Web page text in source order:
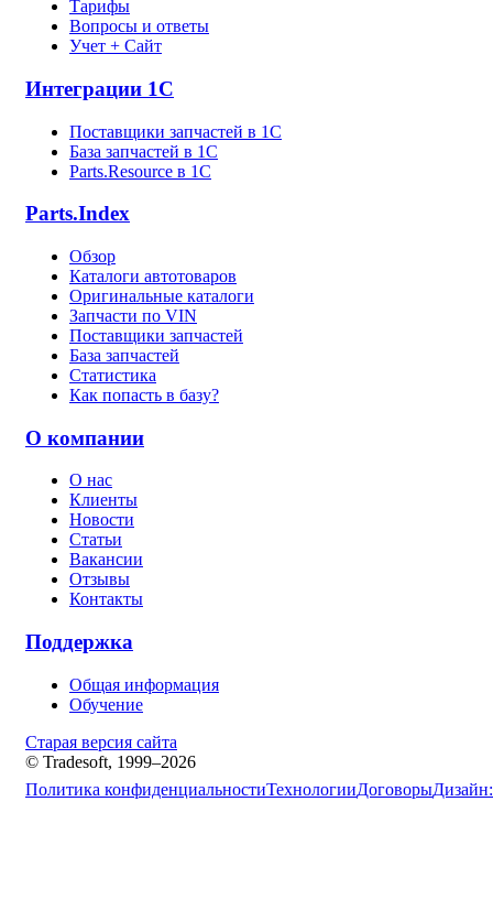
Тарифы
Вопросы и ответы
Учет + Сайт
Интеграции 1С
Поставщики запчастей в 1C
База запчастей в 1С
Parts.Resource в 1C
Parts.Index
Обзор
Каталоги автотоваров
Оригинальные каталоги
Запчасти по VIN
Поставщики запчастей
База запчастей
Статистика
Как попасть в базу?
О компании
О нас
Клиенты
Новости
Статьи
Вакансии
Отзывы
Контакты
Поддержка
Общая информация
Обучение
Старая версия сайта
© Tradesoft, 1999–2026
Политика конфиденциальностиТехнологииДоговорыДизайн: